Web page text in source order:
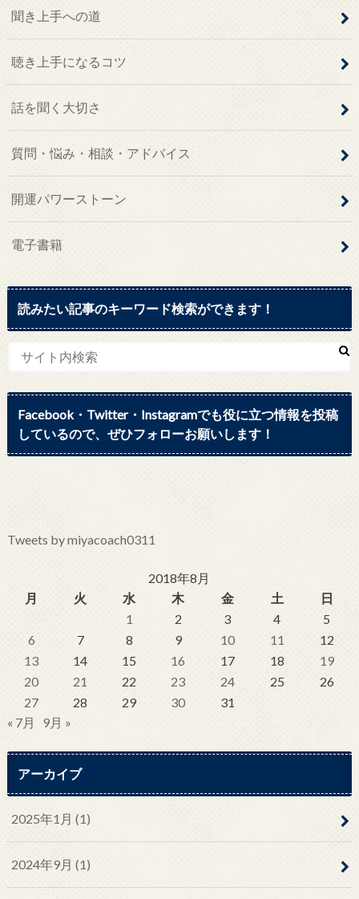
聞き上手への道
聴き上手になるコツ
話を聞く大切さ
質問・悩み・相談・アドバイス
開運パワーストーン
電子書籍
読みたい記事のキーワード検索ができます！
Facebook・Twitter・Instagramでも役に立つ情報を投稿
しているので、ぜひフォローお願いします！
Tweets by miyacoach0311
2018年8月
月
火 水 木 金 土
日
1
2 3 4
5
6
7 8 9 10 11
12
13
14 15 16 17 18
19
20
21 22 23 24 25
26
27
28 29 30
31
« 7月
9月 »
アーカイブ
2025年1月 (1)
2024年9月 (1)